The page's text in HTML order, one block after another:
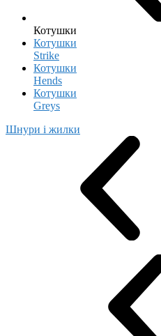
Котушки
Котушки
Strike
Котушки
Hends
Котушки
Greys
Шнури і жилки